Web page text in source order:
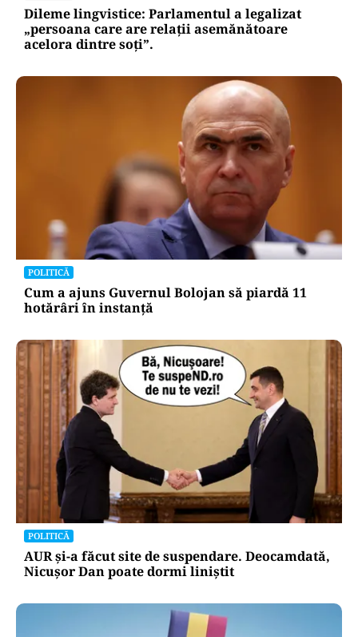
Dileme lingvistice: Parlamentul a legalizat
„persoana care are relații asemănătoare
acelora dintre soți”.
POLITICĂ
Cum a ajuns Guvernul Bolojan să piardă 11
hotărâri în instanță
POLITICĂ
AUR și-a făcut site de suspendare. Deocamdată,
Nicușor Dan poate dormi liniștit